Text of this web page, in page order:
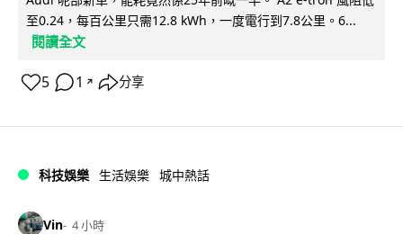
至0.24，每百公里只需12.8 kWh，一度電行到7.8公里。6...
閱讀全文
5 1 ↗ 分享
科技娛樂 生活娛樂 城中熱話
Vin 4 小時